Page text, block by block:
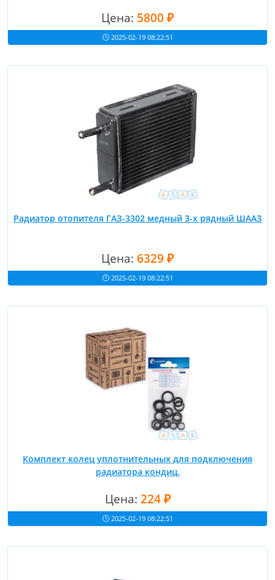
Цена: 5800 ₽
2025-02-19 08:22:51
Радиатор отопителя ГАЗ-3302 медный 3-х рядный ШААЗ
Цена: 6329 ₽
2025-02-19 08:22:51
Комплект колец уплотнительных для подключения
радиатора кондиц.
Цена: 224 ₽
2025-02-19 08:22:51